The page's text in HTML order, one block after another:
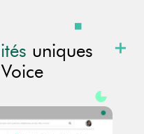
uniques